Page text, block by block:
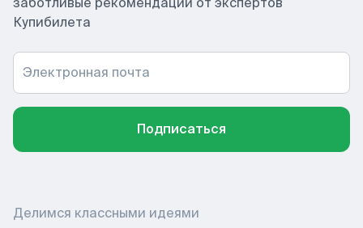
Купибилета
Электронная почта
Подписаться
Делимся классными идеями